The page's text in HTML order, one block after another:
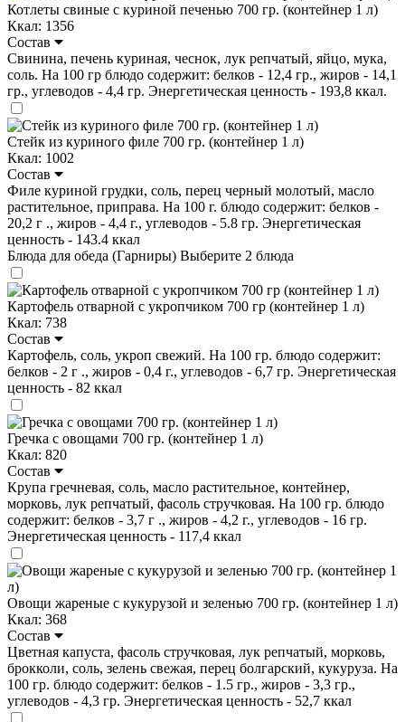
Котлеты свиные с куриной печенью 700 гр. (контейнер 1 л)
Ккал: 1356
Состав
Свинина, печень куриная, чеснок, лук репчатый, яйцо, мука,
соль. На 100 гр блюдо содержит: белков - 12,4 гр., жиров - 14,1
гр., углеводов - 4,4 гр. Энергетическая ценность - 193,8 ккал.
Стейк из куриного филе 700 гр. (контейнер 1 л)
Ккал: 1002
Состав
Филе куриной грудки, соль, перец черный молотый, масло
растительное, приправа. На 100 г. блюдо содержит: белков -
20,2 г ., жиров - 4,4 г., углеводов - 5.8 гр. Энергетическая
ценность - 143.4 ккал
Блюда для обеда (Гарниры) Выберите 2 блюда
Картофель отварной с укропчиком 700 гр (контейнер 1 л)
Ккал: 738
Состав
Картофель, соль, укроп свежий. На 100 гр. блюдо содержит:
белков - 2 г ., жиров - 0,4 г., углеводов - 6,7 гр. Энергетическая
ценность - 82 ккал
Гречка с овощами 700 гр. (контейнер 1 л)
Ккал: 820
Состав
Крупа гречневая, соль, масло растительное, контейнер,
морковь, лук репчатый, фасоль стручковая. На 100 гр. блюдо
содержит: белков - 3,7 г ., жиров - 4,2 г., углеводов - 16 гр.
Энергетическая ценность - 117,4 ккал
Овощи жареные с кукурузой и зеленью 700 гр. (контейнер 1 л)
Ккал: 368
Состав
Цветная капуста, фасоль стручковая, лук репчатый, морковь,
брокколи, соль, зелень свежая, перец болгарский, кукуруза. На
100 гр. блюдо содержит: белков - 1.5 гр., жиров - 3,3 гр.,
углеводов - 4,3 гр. Энергетическая ценность - 52,7 ккал